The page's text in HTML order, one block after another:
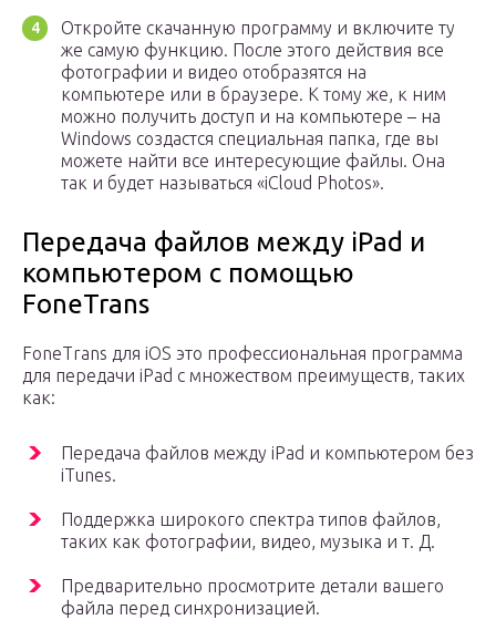
Откройте скачанную программу и включите ту
же самую функцию. После этого действия все
фотографии и видео отобразятся на
компьютере или в браузере. К тому же, к ним
можно получить доступ и на компьютере – на
Windows создастся специальная папка, где вы
можете найти все интересующие файлы. Она
так и будет называться «iCloud Photos».
Передача файлов между iPad и
компьютером с помощью
FoneTrans
FoneTrans для iOS это профессиональная программа
для передачи iPad с множеством преимуществ, таких
как:
Передача файлов между iPad и компьютером без
iTunes.
Поддержка широкого спектра типов файлов,
таких как фотографии, видео, музыка и т. Д.
Предварительно просмотрите детали вашего
файла перед синхронизацией.